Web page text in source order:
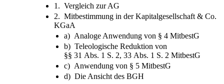
1. Vergleich zur AG
2. Mitbestimmung in der Kapitalgesellschaft & Co.
KGaA
a) Analoge Anwendung von § 4 MitbestG
b) Teleologische Reduktion von
§§ 31 Abs. 1 S. 2, 33 Abs. 1 S. 2 MitbestG
c) Anwendung von § 5 MitbestG
d) Die Ansicht des BGH